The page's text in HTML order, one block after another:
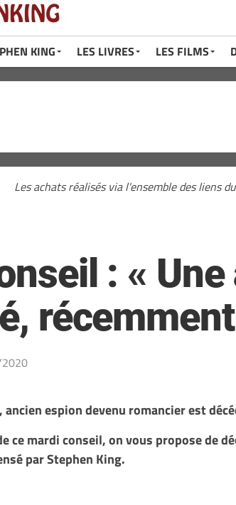
KING LES LIVRES LES FILMS
Les achats réalisés via l'ensemble des liens
: «
ancien espion devenu romancier est
ce mardi conseil, on vous propose de
par Stephen King.